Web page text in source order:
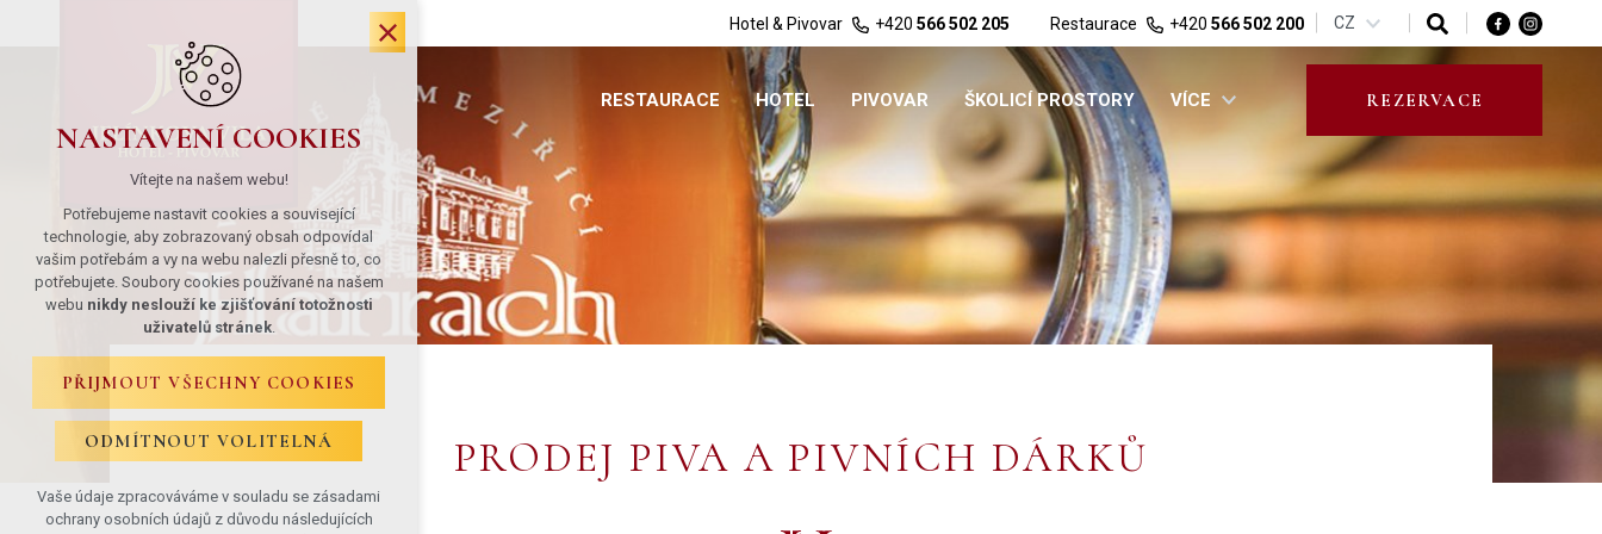
Hotel & Pivovar Restaurace
+420 566 502 205 +420 566 502 200 CZ
RESTAURACE HOTEL PIVOVAR ŠKOLICÍ PROSTORY VÍCE REZERVACE
PRODEJ PIVA A PIVNÍCH DÁRKŮ
NASTAVENÍ COOKIES
Vítejte na našem webu!
Potřebujeme nastavit cookies a související
technologie, aby zobrazovaný obsah odpovídal
vašim potřebám a vy na webu nalezli přesně to, co
potřebujete. Soubory cookies používané na našem
webu nikdy neslouží ke zjišťování totožnosti
uživatelů stránek.
PŘIJMOUT VŠECHNY COOKIES
ODMÍTNOUT VOLITELNÁ
Vaše údaje zpracováváme v souladu se zásadami
ochrany osobních údajů z důvodu následujících